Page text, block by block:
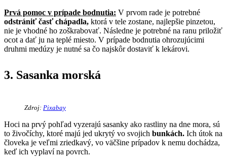
Prvá pomoc v prípade bodnutia: V prvom rade je potrebné
odstrániť časť chápadla, ktorá v tele zostane, najlepšie pinzetou,
nie je vhodné ho zoškrabovať. Následne je potrebné na ranu priložiť
ocot a dať ju na teplé miesto. V prípade bodnutia ohrozujúcimi
druhmi medúzy je nutné sa čo najskôr dostaviť k lekárovi.
3. Sasanka morská
Zdroj: Pixabay
Hoci na prvý pohľad vyzerajú sasanky ako rastliny na dne mora, sú
to živočíchy, ktoré majú jed ukrytý vo svojich bunkách. Ich útok na
človeka je veľmi zriedkavý, vo väčšine prípadov k nemu dochádza,
keď ich vyplaví na povrch.